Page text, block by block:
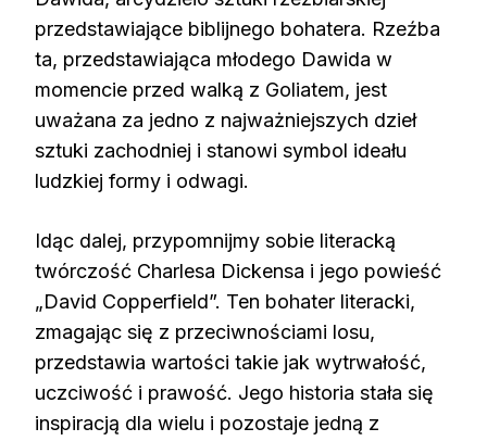
przedstawiające biblijnego bohatera. Rzeźba
ta, przedstawiająca młodego Dawida w
momencie przed walką z Goliatem, jest
uważana za jedno z najważniejszych dzieł
sztuki zachodniej i stanowi symbol ideału
ludzkiej formy i odwagi.
Idąc dalej, przypomnijmy sobie literacką
twórczość Charlesa Dickensa i jego powieść
„David Copperfield”. Ten bohater literacki,
zmagając się z przeciwnościami losu,
przedstawia wartości takie jak wytrwałość,
uczciwość i prawość. Jego historia stała się
inspiracją dla wielu i pozostaje jedną z